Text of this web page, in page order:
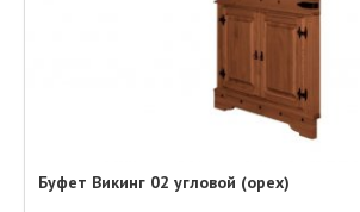
Буфет Викинг 02 угловой (орех)